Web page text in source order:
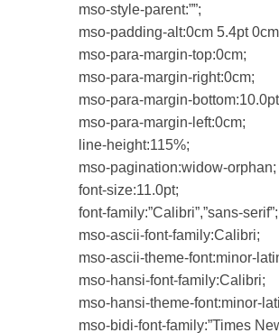
mso-style-parent:””;
mso-padding-alt:0cm 5.4pt
mso-para-margin-top:0cm;
mso-para-margin-right:0cm;
mso-para-margin-
mso-para-margin-left:0cm;
line-height:115%;
mso-pagination:widow-orphan;
font-size:11.0pt;
font-family:”Calibri”,”sans-serif”;
mso-ascii-font-family:Calibri;
mso-ascii-theme-font:minor-
mso-hansi-font-family:Calibri;
mso-hansi-theme-font:minor-
mso-bidi-font-family:”Times